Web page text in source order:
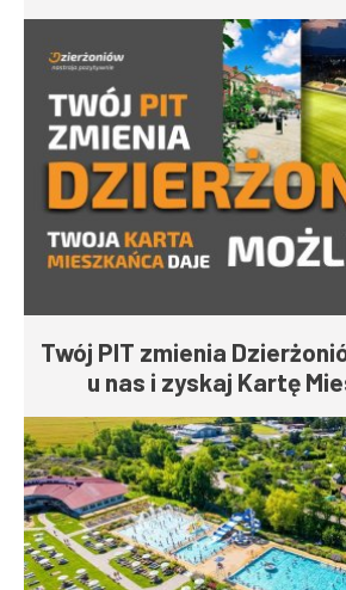
Twój PIT zmienia
u nas i zyskaj Kartę